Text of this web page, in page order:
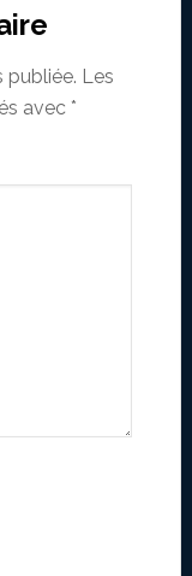
publiée. Les
avec *